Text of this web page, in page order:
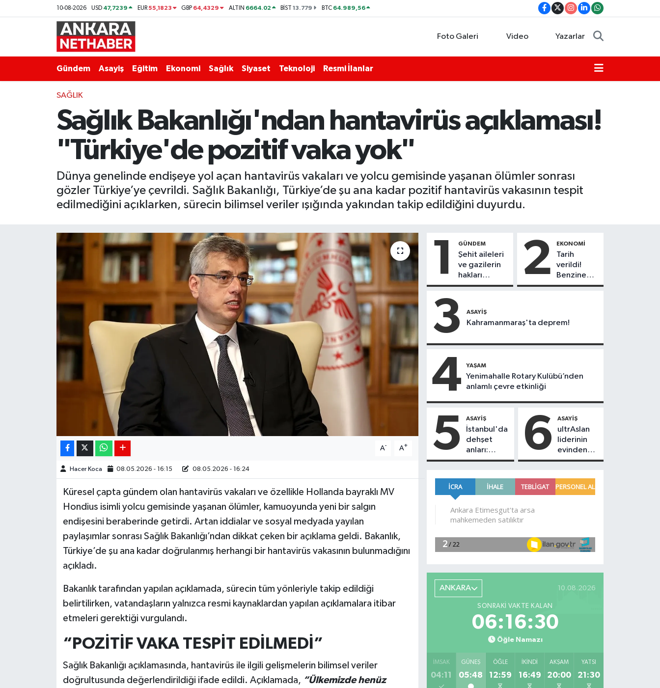
10-08-2026 USD 47,7239 EUR55,1823 GBP 64,4329 ALTIN 6664.02 BİST13.779 BTC 64.989,56
Foto Galeri Video Yazarlar
Gündem Asayiş Eğitim Ekonomi Sağlık Siyaset Teknoloji Resmi İlanlar
SAĞLIK
Sağlık Bakanlığı'ndan hantavirüs açıklaması!
"Türkiye'de pozitif vaka yok"
Dünya genelinde endişeye yol açan hantavirüs vakaları ve yolcu gemisinde yaşanan ölümler sonrası
gözler Türkiye’ye çevrildi. Sağlık Bakanlığı, Türkiye’de şu ana kadar pozitif hantavirüs vakasının tespit
edilmediğini açıklarken, sürecin bilimsel veriler ışığında yakından takip edildiğini duyurdu.
A- A+
Hacer Koca 08.05.2026 - 16:15 08.05.2026 - 16:24
Küresel çapta gündem olan hantavirüs vakaları ve özellikle Hollanda bayraklı MV
Hondius isimli yolcu gemisinde yaşanan ölümler, kamuoyunda yeni bir salgın
endişesini beraberinde getirdi. Artan iddialar ve sosyal medyada yayılan
paylaşımlar sonrası Sağlık Bakanlığı’ndan dikkat çeken bir açıklama geldi. Bakanlık,
Türkiye’de şu ana kadar doğrulanmış herhangi bir hantavirüs vakasının bulunmadığını
açıkladı.
Bakanlık tarafından yapılan açıklamada, sürecin tüm yönleriyle takip edildiği
belirtilirken, vatandaşların yalnızca resmi kaynaklardan yapılan açıklamalara itibar
etmeleri gerektiği vurgulandı.
“POZİTİF VAKA TESPİT EDİLMEDİ”
Sağlık Bakanlığı açıklamasında, hantavirüs ile ilgili gelişmelerin bilimsel veriler
doğrultusunda değerlendirildiği ifade edildi. Açıklamada, “Ülkemizde henüz
1 GÜNDEM
Şehit aileleri
ve gazilerin
hakları
genişliyor!
geçti
2 EKONOMI
Tarih
verildi!
Benzine
yeni zam
3 ASAYIŞ
Kahramanmaraş'ta deprem!
4 YAŞAM
Yenimahalle Rotary Kulübü’nden
anlamlı çevre etkinliği
5 ASAYIŞ
İstanbul'da
dehşet
anları:
Polisin
sorma
bahanesiyle
çekti!
6 ASAYIŞ
ultrAslan
liderinin
evinden
çıkanlara
Silah,
mermi,
ANKARA 10.08.2026
SONRAKI VAKTE KALAN
06:16:29
Öğle Namazı
İMSAK
04:11
GÜNEŞ
05:48
ÖĞLE
12:59
İKINDI
16:49
AKŞAM
20:00
YATSI
21:30
Ekonomi
Gündem
Kim Kimdir Nereli
Resmi İlanlar
Ankara Hava Durumu
Tüm Manşetler
Son Dakika Haberleri